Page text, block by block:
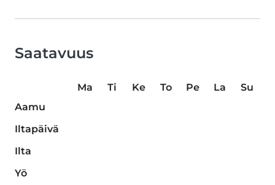
Saatavuus
Ma Ti Ke To Pe La
Su
Aamu
Iltapäivä
Ilta
Yö